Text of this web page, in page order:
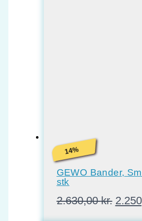
14%
GEWO Bander,
stk
2.630,00kr. Den